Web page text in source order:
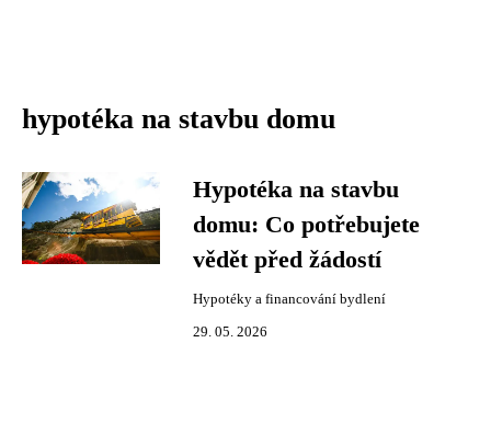
hypotéka na stavbu domu
Hypotéka na stavbu
domu: Co potřebujete
vědět před žádostí
Hypotéky a financování bydlení
29. 05. 2026